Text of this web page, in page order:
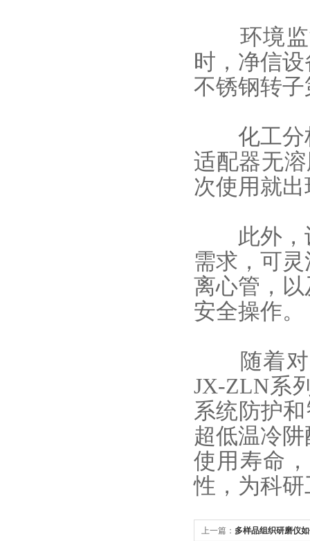
环境监
时，净信
不锈钢转
化工分析
适配器无
次使用就
此外，设
需求，可
离心管，
安全操作。
随着对
JX-ZLN系
系统防护
超低温冷
使用寿命
性， 为科
上一篇： 多样品组织研磨仪